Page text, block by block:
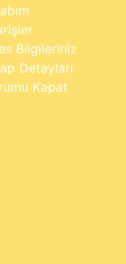
Bilgileriniz
Detayları
Kapat